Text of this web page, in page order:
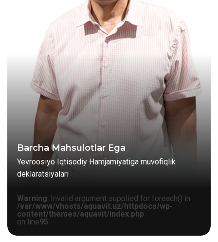
Barcha Mahsulotlar Ega
Yevroosiyo Iqtisodiy Hamjamiyatiga muvofiqlik
deklaratsiyalari
Warning: Invalid argument supplied for foreach() in
/var/www/vhosts/aquavit.uz/httpdocs/wp-
content/themes/aquavit/index.php
on line95